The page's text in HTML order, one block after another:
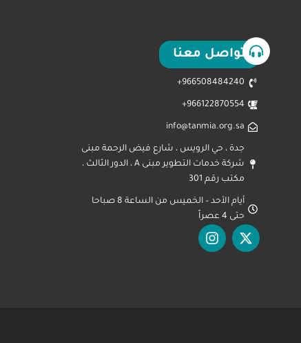
تواصل معنا
966508484240+
966122870554+
info@tanmia.org.sa
جدة ، حي الرويس ، شارع فيض الرحمة مبنى
شركة خدمات التطوير مبنى A ، الدور الثالث ،
مكتب رقم 301
أيام الأحد – الخميس من الساعة 8 صباحا
حتى 4 عصراً